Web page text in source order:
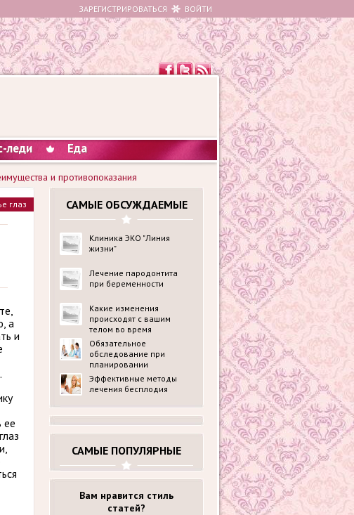
ЗАРЕГИСТРИРОВАТЬСЯ ВОЙТИ
леди Еда
и противопоказания
глаз
а
и
ее
САМЫЕ ОБСУЖДАЕМЫЕ
Клиника ЭКО "Линия
жизни"
Лечение пародонтита
при беременности
Какие изменения
происходят с вашим
телом во время
беременности?
Обязательное
обследование при
планировании
беременности в
медицинском центре
ldck.ru: перечень
анализов
Эффективные методы
лечения бесплодия
САМЫЕ ПОПУЛЯРНЫЕ
Вам нравится стиль
статей?